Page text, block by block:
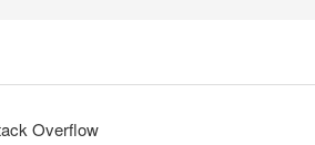
Overflow